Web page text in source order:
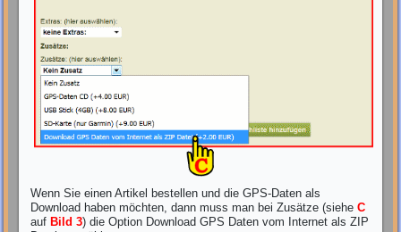
Wenn Sie einen Artikel bestellen und die GPS-Daten als
Download haben möchten, dann muss man bei Zusätze (sieheC
auf Bild 3) die Option Download GPS Daten vom Internet als ZIP